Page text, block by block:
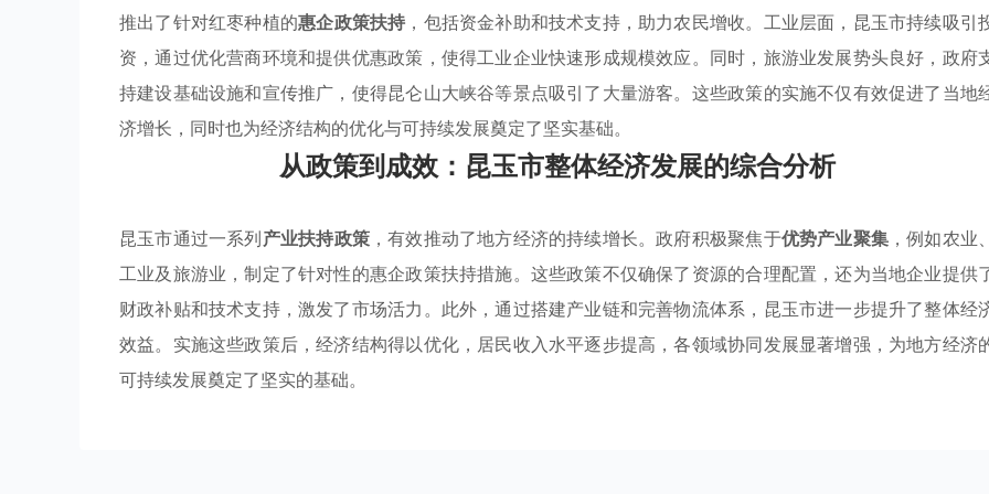
推出了针对红枣种植的惠企政策扶持 ，包括资金补助和技术支持，助力农民增收。工业层面，昆玉市持续吸引
资，通过优化营商环境和提供优惠政策，使得工业企业快速形成规模效应。同时，旅游业发展势头良好，政府
持建设基础设施和宣传推广，使得昆仑山大峡谷等景点吸引了大量游客。这些政策的实施不仅有效促进了当地
济增长，同时也为经济结构的优化与可持续发展奠定了坚实基础。
从政策到成效：昆玉市整体经济发展的综合分析
昆玉市通过一系列产业扶持政策，有效推动了地方经济的持续增长。政府积极聚焦于优势产业聚集，例如农业、
工业及旅游业，制定了针对性的惠企政策扶持措施。这些政策不仅确保了资源的合理配置，还为当地企业提供
财政补贴和技术支持，激发了市场活力。此外，通过搭建产业链和完善物流体系，昆玉市进一步提升了整体经
效益。实施这些政策后，经济结构得以优化，居民收入水平逐步提高，各领域协同发展显著增强，为地方经济
可持续发展奠定了坚实的基础。